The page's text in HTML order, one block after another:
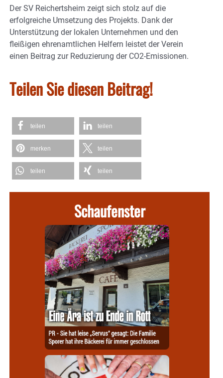
Der SV Reichertsheim zeigt sich stolz auf die
erfolgreiche Umsetzung des Projekts. Dank der
Unterstützung der lokalen Unternehmen und den
fleißigen ehrenamtlichen Helfern leistet der Verein
einen Beitrag zur Reduzierung der CO2-Emissionen.
Teilen Sie diesen Beitrag!
teilen teilen
merken teilen
teilen teilen
Schaufenster